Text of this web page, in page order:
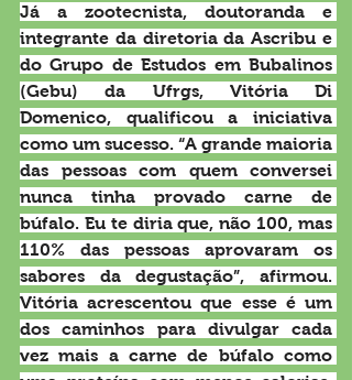
Já a zootecnista, doutoranda e
integrante da diretoria da Ascribu e
do Grupo de Estudos em Bubalinos
(Gebu) da Ufrgs, Vitória Di
Domenico, qualificou a iniciativa
como um sucesso. “A grande maioria
das pessoas com quem conversei
nunca tinha provado carne de
búfalo. Eu te diria que, não 100, mas
110% das pessoas aprovaram os
sabores da degustação”, afirmou.
Vitória acrescentou que esse é um
dos caminhos para divulgar cada
vez mais a carne de búfalo como